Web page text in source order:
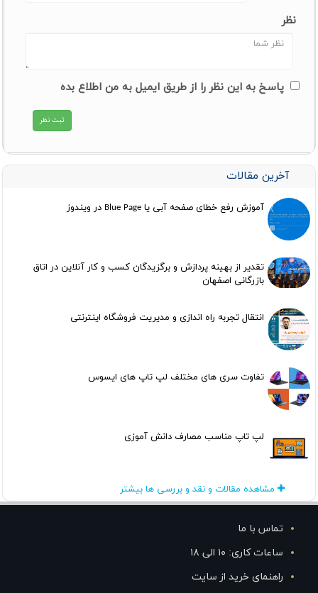
نظر
پاسخ به این نظر را از طریق ایمیل به من اطلاع بده
آخرین مقالات
آموزش رفع خطای صفحه آبی یا Blue Page در ویندوز
تقدیر از بهینه پردازش و برگزیدگان کسب و کار آنلاین در اتاق
بازرگانی اصفهان
انتقال تجربه راه اندازی و مدیریت فروشگاه اینترنتی
تفاوت سری های مختلف لپ تاپ های ایسوس
لپ تاپ مناسب مصارف دانش آموزی
مشاهده مقالات و نقد و بررسی ها بیشتر
تماس با ما
ساعات کاری: ۱۰ الی ۱۸
راهنمای خرید از سایت